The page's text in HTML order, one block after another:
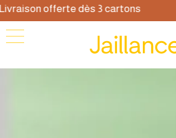
offerte dès 3 cartons